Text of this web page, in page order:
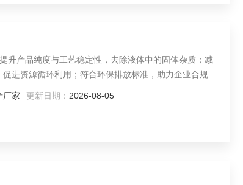
升产品纯度与工艺稳定性，去除液体中的固体杂质；减
进资源循环利用；符合环保排放标准，助力企业合规生
厂家 更新日期： 2026-08-05